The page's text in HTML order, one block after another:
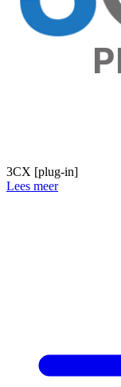
3CX [plug-in]
Lees meer